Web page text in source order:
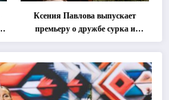
Ксения Павлова выпускает
премьеру о дружбе сурка и
одуванчика